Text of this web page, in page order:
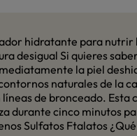
hidratante para
desigual Si quieres
la piel
naturales de la
de bronceado. Esta
cinco minutos
Sulfatos Ftalatos